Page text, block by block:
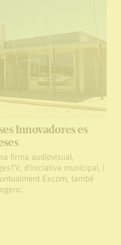
Innovadores es
firma audiovisual,
d'iniciativa municipal, i
Excom, també